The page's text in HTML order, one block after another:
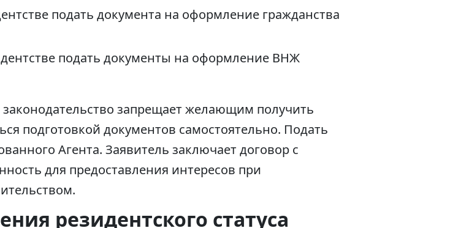
подать документа на оформление гражданства
подать документы на оформление ВНЖ
запрещает желающим получить
подготовкой документов самостоятельно. Подать
Агента. Заявитель заключает договор с
для предоставления интересов при
резидентского статуса